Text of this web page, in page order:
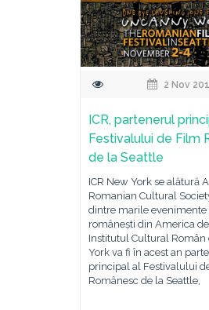
2 Nov
ICR, partenerul
Festivalului de Film
de la Seattle
ICR New York se alătură
Romanian Cultural
dintre marile
românești din America
Institutul Cultural Român
York va fi în acest an
principal al Festivalului
Românesc de la Seattle,